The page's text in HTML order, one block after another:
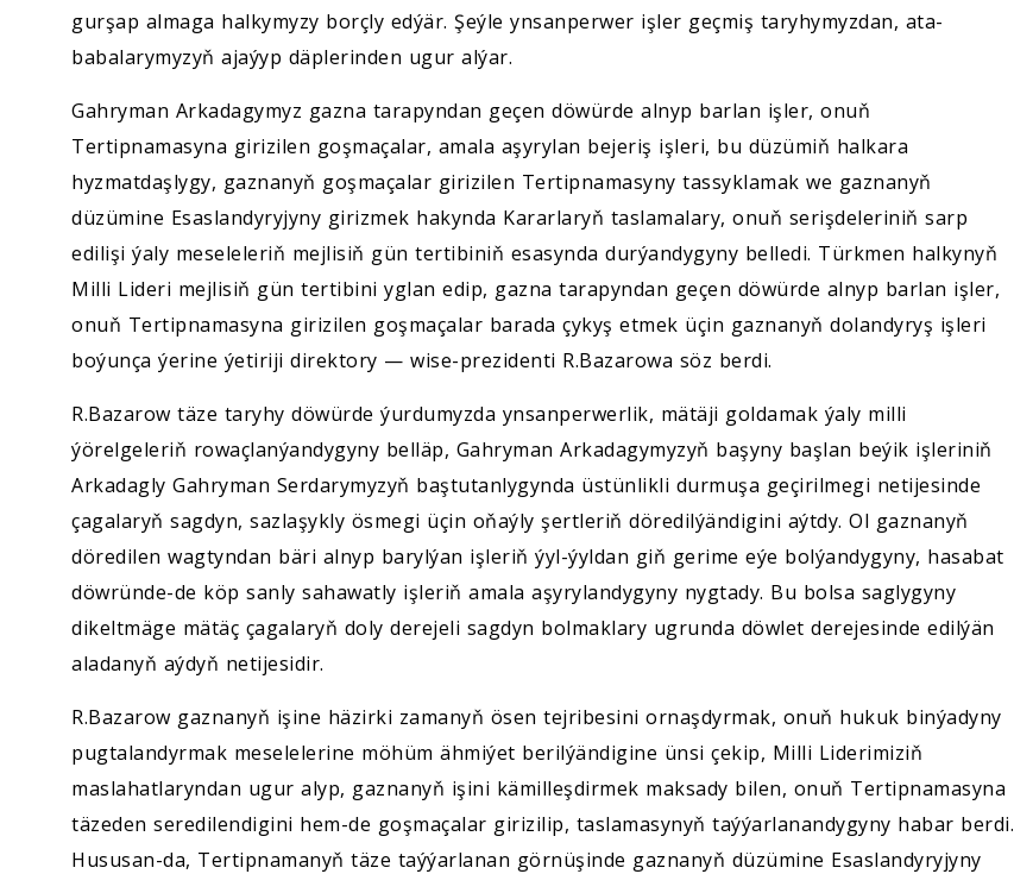
gurşap almaga halkymyzy borçly edýär. Şeýle ynsanperwer işler geçmiş taryhymyzdan, ata-
babalarymyzyň ajaýyp däplerinden ugur alýar.
Gahryman Arkadagymyz gazna tarapyndan geçen döwürde alnyp barlan işler, onuň
Tertipnamasyna girizilen goşmaçalar, amala aşyrylan bejeriş işleri, bu düzümiň halkara
hyzmatdaşlygy, gaznanyň goşmaçalar girizilen Tertipnamasyny tassyklamak we gaznanyň
düzümine Esaslandyryjyny girizmek hakynda Kararlaryň taslamalary, onuň serişdeleriniň sarp
edilişi ýaly meseleleriň mejlisiň gün tertibiniň esasynda durýandygyny belledi. Türkmen halkynyň
Milli Lideri mejlisiň gün tertibini yglan edip, gazna tarapyndan geçen döwürde alnyp barlan işler,
onuň Tertipnamasyna girizilen goşmaçalar barada çykyş etmek üçin gaznanyň dolandyryş işleri
boýunça ýerine ýetiriji direktory — wise-prezidenti R.Bazarowa söz berdi.
R.Bazarow täze taryhy döwürde ýurdumyzda ynsanperwerlik, mätäji goldamak ýaly milli
ýörelgeleriň rowaçlanýandygyny belläp, Gahryman Arkadagymyzyň başyny başlan beýik işleriniň
Arkadagly Gahryman Serdarymyzyň baştutanlygynda üstünlikli durmuşa geçirilmegi netijesinde
çagalaryň sagdyn, sazlaşykly ösmegi üçin oňaýly şertleriň döredilýändigini aýtdy. Ol gaznanyň
döredilen wagtyndan bäri alnyp barylýan işleriň ýyl-ýyldan giň gerime eýe bolýandygyny, hasabat
döwründe-de köp sanly sahawatly işleriň amala aşyrylandygyny nygtady. Bu bolsa saglygyny
dikeltmäge mätäç çagalaryň doly derejeli sagdyn bolmaklary ugrunda döwlet derejesinde edilýän
aladanyň aýdyň netijesidir.
R.Bazarow gaznanyň işine häzirki zamanyň ösen tejribesini ornaşdyrmak, onuň hukuk binýadyny
pugtalandyrmak meselelerine möhüm ähmiýet berilýändigine ünsi çekip, Milli Liderimiziň
maslahatlaryndan ugur alyp, gaznanyň işini kämilleşdirmek maksady bilen, onuň Tertipnamasyna
täzeden seredilendigini hem-de goşmaçalar girizilip, taslamasynyň taýýarlanandygyny habar berdi.
Hususan-da, Tertipnamanyň täze taýýarlanan görnüşinde gaznanyň düzümine Esaslandyryjyny